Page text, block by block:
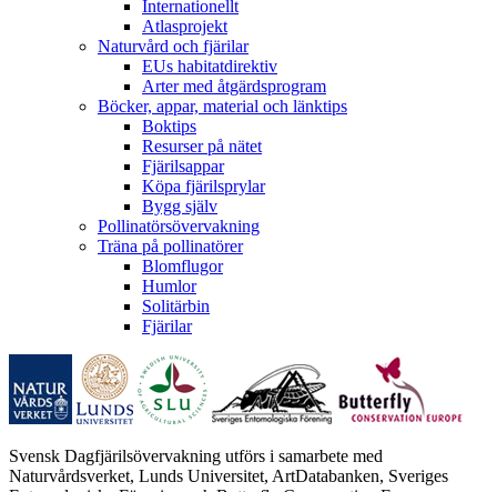
Internationellt
Atlasprojekt
Naturvård och fjärilar
EUs habitatdirektiv
Arter med åtgärdsprogram
Böcker, appar, material och länktips
Boktips
Resurser på nätet
Fjärilsappar
Köpa fjärilsprylar
Bygg själv
Pollinatörsövervakning
Träna på pollinatörer
Blomflugor
Humlor
Solitärbin
Fjärilar
Svensk Dagfjärilsövervakning utförs i samarbete med
Naturvårdsverket, Lunds Universitet, ArtDatabanken, Sveriges